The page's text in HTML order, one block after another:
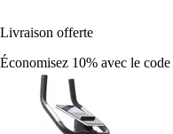
Livraison offerte
Économisez 10% avec le code